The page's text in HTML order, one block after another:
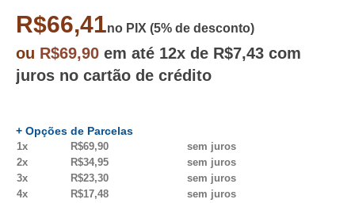
R$66,41no PIX (5% de desconto)
ou R$69,90 em até 12x de R$7,43 com
juros no cartão de crédito
+ Opções de Parcelas
1x R$69,90
sem juros
2x
R$34,95
sem juros
3x
R$23,30
sem juros
4x
R$17,48
sem juros